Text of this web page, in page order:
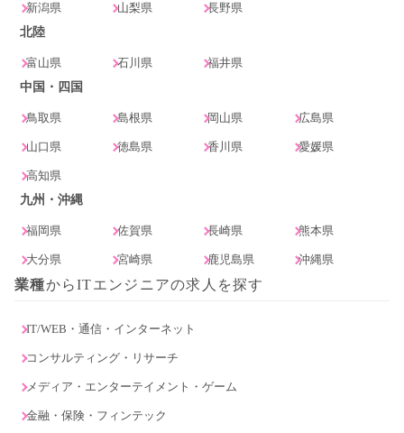
新潟県 山梨県
長野県
北陸
富山県 石川県
福井県
中国・四国
鳥取県 島根県 岡山県 広島県
山口県 徳島県 香川県 愛媛県
高知県
九州・沖縄
福岡県 佐賀県 長崎県 熊本県
大分県 宮崎県 鹿児島県 沖縄県
業種からITエンジニアの求人を探す
IT/WEB・通信・インターネット
コンサルティング・リサーチ
メディア・エンターテイメント・ゲーム
金融・保険・フィンテック